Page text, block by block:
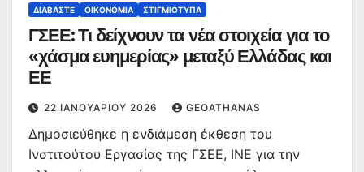
ΔΙΑΒΆΣΤΕ ΟΙΚΟΝΟΜΊΑ ΣΤΙΓΜΙΌΤΥΠΑ
ΓΣΕΕ: Τι δείχνουν τα νέα στοιχεία για το
«χάσμα ευημερίας» μεταξύ Ελλάδας και
ΕΕ
22 ΙΑΝΟΥΑΡΊΟΥ 2026 GEOATHANAS
Δημοσιεύθηκε η ενδιάμεση έκθεση του
Ινστιτούτου Εργασίας της ΓΣΕΕ, ΙΝΕ για την